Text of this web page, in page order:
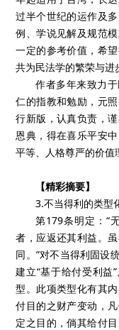
过半个世纪的运作及
例、学说见解及规范
一定的参考价值，希
共为民法学的繁荣与进
作者多年来致力
仁的指教和勉励，元
行新版，认真负责，
恩典，得在喜乐平安
平等、人格尊严的价值
【精彩摘要】
3.不当得利的类
第179条明定：“
者，应返还其利益。
同。”对不当得利固设
建立“基于给付受利益
型。此项类型化有其
付目的之财产变动，
定之目的，倘其给付